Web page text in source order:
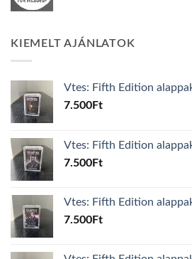
KIEMELT AJÁNLATOK
Vtes: Fifth Edition
7.500Ft
Vtes: Fifth Edition
7.500Ft
Vtes: Fifth Edition
7.500Ft